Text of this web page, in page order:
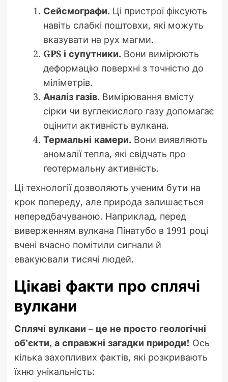
Сейсмографи. Ці пристрої фіксують
навіть слабкі поштовхи, які можуть
вказувати на рух магми.
GPS і супутники. Вони вимірюють
деформацію поверхні з точністю до
міліметрів.
Аналіз газів. Вимірювання вмісту
сірки чи вуглекислого газу допомагає
оцінити активність вулкана.
Термальні камери. Вони виявляють
аномалії тепла, які свідчать про
геотермальну активність.
Ці технології дозволяють ученим бути на
крок попереду, але природа залишається
непередбачуваною. Наприклад, перед
виверженням вулкана Пінатубо в 1991 році
вчені вчасно помітили сигнали й
евакуювали тисячі людей.
Цікаві факти про сплячі
вулкани
Сплячі вулкани – це не просто геологічні
об’єкти, а справжні загадки природи! Ось
кілька захопливих фактів, які розкривають
їхню унікальність: